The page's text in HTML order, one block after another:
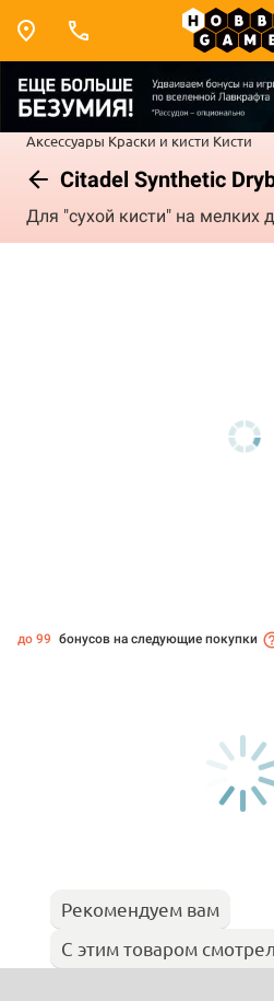
Аксессуары Краски и кисти Кисти
Citadel Synthetic
Для "сухой кисти" на мелких
до 99 бонусов на следующие покупки
Рекомендуем вам
С этим товаром